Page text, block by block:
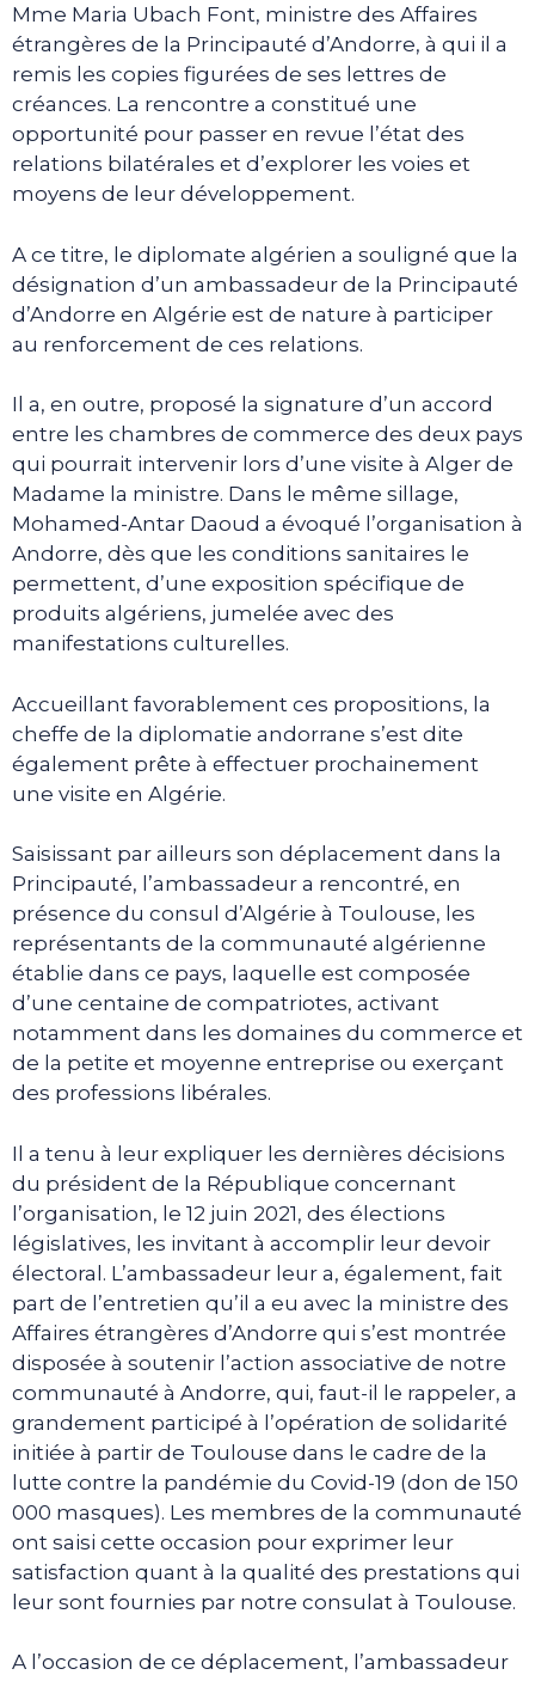
Mme Maria Ubach Font, ministre des Affaires
étrangères de la Principauté d’Andorre, à qui il a
remis les copies figurées de ses lettres de
créances. La rencontre a constitué une
opportunité pour passer en revue l’état des
relations bilatérales et d’explorer les voies et
moyens de leur développement.
A ce titre, le diplomate algérien a souligné que la
désignation d’un ambassadeur de la Principauté
d’Andorre en Algérie est de nature à participer
au renforcement de ces relations.
Il a, en outre, proposé la signature d’un accord
entre les chambres de commerce des deux pays
qui pourrait intervenir lors d’une visite à Alger de
Madame la ministre. Dans le même sillage,
Mohamed-Antar Daoud a évoqué l’organisation à
Andorre, dès que les conditions sanitaires le
permettent, d’une exposition spécifique de
produits algériens, jumelée avec des
manifestations culturelles.
Accueillant favorablement ces propositions, la
cheffe de la diplomatie andorrane s’est dite
également prête à effectuer prochainement
une visite en Algérie.
Saisissant par ailleurs son déplacement dans la
Principauté, l’ambassadeur a rencontré, en
présence du consul d’Algérie à Toulouse, les
représentants de la communauté algérienne
établie dans ce pays, laquelle est composée
d’une centaine de compatriotes, activant
notamment dans les domaines du commerce et
de la petite et moyenne entreprise ou exerçant
des professions libérales.
Il a tenu à leur expliquer les dernières décisions
du président de la République concernant
l’organisation, le 12 juin 2021, des élections
législatives, les invitant à accomplir leur devoir
électoral. L’ambassadeur leur a, également, fait
part de l’entretien qu’il a eu avec la ministre des
Affaires étrangères d’Andorre qui s’est montrée
disposée à soutenir l’action associative de notre
communauté à Andorre, qui, faut-il le rappeler, a
grandement participé à l’opération de solidarité
initiée à partir de Toulouse dans le cadre de la
lutte contre la pandémie du Covid-19 (don de 150
000 masques). Les membres de la communauté
ont saisi cette occasion pour exprimer leur
satisfaction quant à la qualité des prestations qui
leur sont fournies par notre consulat à Toulouse.
A l’occasion de ce déplacement, l’ambassadeur